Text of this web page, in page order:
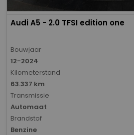
Audi A5 - 2.0 TFSI edition one
Bouwjaar
12-2024
Kilometerstand
63.337 km
Transmissie
Automaat
Brandstof
Benzine